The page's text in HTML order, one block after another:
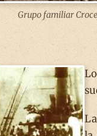
Grupo familiar